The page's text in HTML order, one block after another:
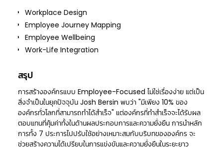
Workplace Design
Employee Journey Mapping
Employee Wellbeing
Work-Life Integration
สรุป
การสร้างองค์กรแบบ Employee-Focused ไม่ใช่เรื่องง่าย แต่เป็น
สิ่งจำเป็นในยุคปัจจุบัน Josh Bersin พบว่า "มีเพียง 10% ของ
องค์กรทั่วโลกที่สามารถทำได้สำเร็จ" แต่องค์กรที่ทำสำเร็จจะได้รับผล
ตอบแทนที่คุ้มค่าทั้งในด้านผลประกอบการและความยั่งยืน การนำหลัก
การทั้ง 7 ประการไปปรับใช้อย่างเหมาะสมกับบริบทขององค์กร จะ
ช่วยสร้างความได้เปรียบในการแข่งขันและความยั่งยืนในระยะยาว